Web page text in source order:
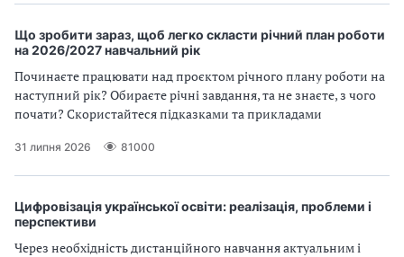
Що зробити зараз, щоб легко скласти річний план роботи
на 2026/2027 навчальний рік
Починаєте працювати над проєктом річного плану роботи на
наступний рік? Обираєте річні завдання, та не знаєте, з чого
почати? Скористайтеся підказками та прикладами
31 липня 2026 81000
Цифровізація української освіти: реалізація, проблеми і
перспективи
Через необхідність дистанційного навчання актуальним і